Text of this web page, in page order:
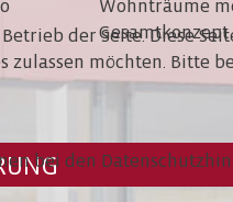
Wohnträume
der Seite. Diese
zulassen möchten.
bei den